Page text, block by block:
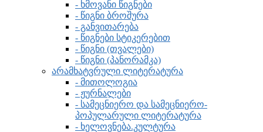
- ხმოვანი წიგნები
- წიგნი ბროშურა
- განვითარება
- წიგნები სტიკერებით
- წიგნი (თვალები)
- წიგნი (პანორამკა)
არამხატვრული ლიტერატურა
- მითოლოგია
- ჟურნალები
- სამეცნიერო და სამეცნიერო-
პოპულარული ლიტერატურა
- ხელოვნება.კულტურა